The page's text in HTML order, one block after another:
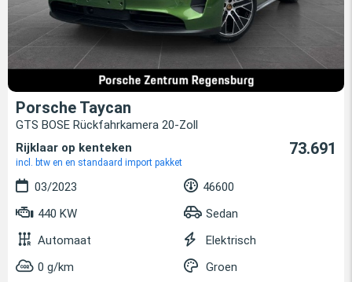
Porsche Taycan
GTS BOSE Rückfahrkamera 20-Zoll
Rijklaar op kenteken
incl. btw en en standaard import pakket
73.691
03/2023
46600
440 KW
Sedan
Automaat
Elektrisch
0 g/km
Groen